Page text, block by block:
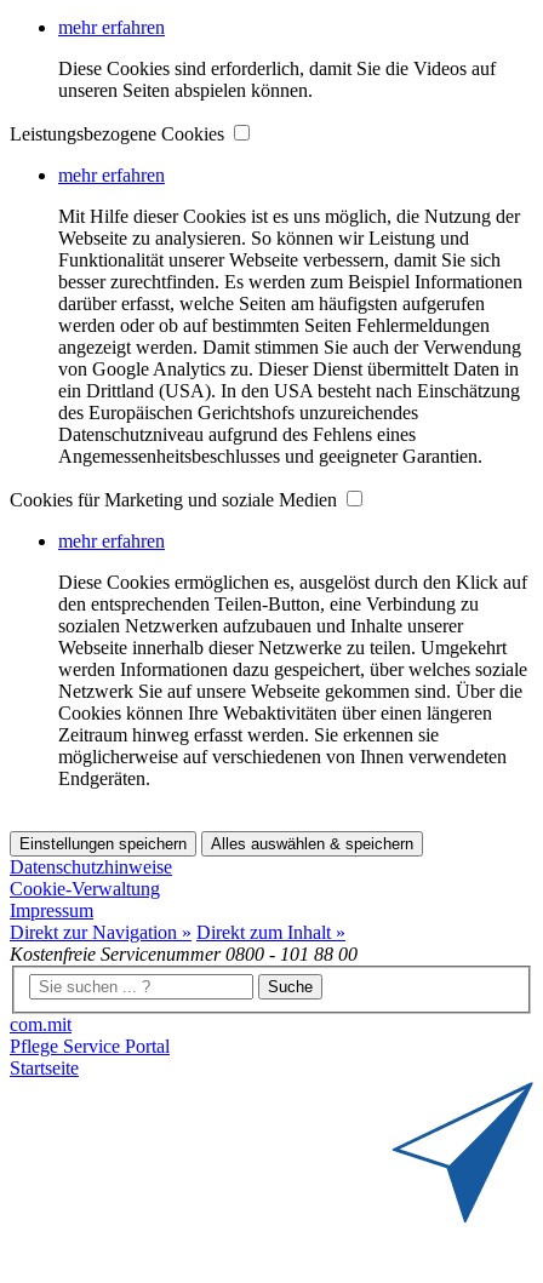
mehr erfahren
Diese Cookies sind erforderlich, damit Sie die Videos auf
unseren Seiten abspielen können.
Leistungsbezogene Cookies
mehr erfahren
Mit Hilfe dieser Cookies ist es uns möglich, die Nutzung der
Webseite zu analysieren. So können wir Leistung und
Funktionalität unserer Webseite verbessern, damit Sie sich
besser zurechtfinden. Es werden zum Beispiel Informationen
darüber erfasst, welche Seiten am häufigsten aufgerufen
werden oder ob auf bestimmten Seiten Fehlermeldungen
angezeigt werden. Damit stimmen Sie auch der Verwendung
von Google Analytics zu. Dieser Dienst übermittelt Daten in
ein Drittland (USA). In den USA besteht nach Einschätzung
des Europäischen Gerichtshofs unzureichendes
Datenschutzniveau aufgrund des Fehlens eines
Angemessenheitsbeschlusses und geeigneter Garantien.
Cookies für Marketing und soziale Medien
mehr erfahren
Diese Cookies ermöglichen es, ausgelöst durch den Klick auf
den entsprechenden Teilen-Button, eine Verbindung zu
sozialen Netzwerken aufzubauen und Inhalte unserer
Webseite innerhalb dieser Netzwerke zu teilen. Umgekehrt
werden Informationen dazu gespeichert, über welches soziale
Netzwerk Sie auf unsere Webseite gekommen sind. Über die
Cookies können Ihre Webaktivitäten über einen längeren
Zeitraum hinweg erfasst werden. Sie erkennen sie
möglicherweise auf verschiedenen von Ihnen verwendeten
Endgeräten.
Einstellungen speichern Alles auswählen & speichern
Datenschutzhinweise
Cookie-Verwaltung
Impressum
Direkt zur Navigation » Direkt zum Inhalt »
Kostenfreie Servicenummer0800 - 101 88 00
Suche
com.mit
Pflege Service Portal
Startseite